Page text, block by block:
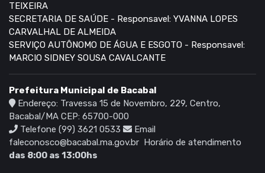
TEIXEIRA
SECRETARIA DE SAÚDE - Responsavel: YVANNA LOPES
CARVALHAL DE ALMEIDA
SERVIÇO AUTÔNOMO DE ÁGUA E ESGOTO - Responsavel:
MARCIO SIDNEY SOUSA CAVALCANTE
Prefeitura Municipal de Bacabal
Endereço: Travessa 15 de Novembro, 229, Centro,
Bacabal/MA CEP: 65700-000
Telefone (99) 3621 0533
Email
faleconosco@bacabal.ma.gov.br Horário de atendimento
das 8:00 as 13:00hs